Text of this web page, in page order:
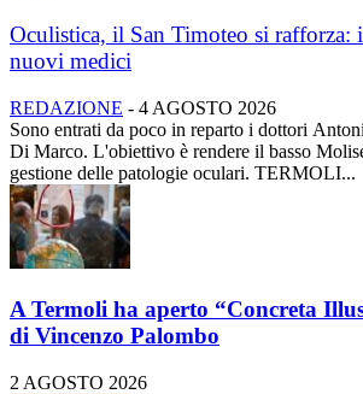
Oculistica, il San Timoteo si rafforza:
nuovi medici
REDAZIONE - 4 AGOSTO 2026
Sono entrati da poco in reparto i dottori
Di Marco. L'obiettivo è rendere il basso
gestione delle patologie oculari. TERMOLI...
A Termoli ha aperto “Concreta
di Vincenzo Palombo
2 AGOSTO 2026